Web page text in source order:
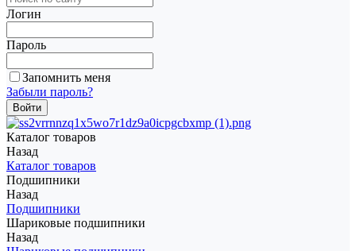
Логин
Пароль
Запомнить меня
Забыли пароль?
Каталог товаров
Назад
Каталог товаров
Подшипники
Назад
Подшипники
Шариковые подшипники
Назад